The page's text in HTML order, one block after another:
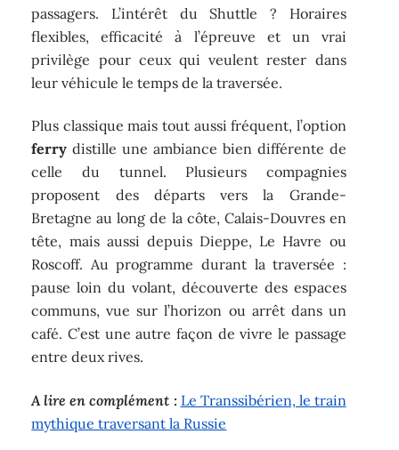
passagers. L’intérêt du Shuttle ? Horaires
flexibles, efficacité à l’épreuve et un vrai
privilège pour ceux qui veulent rester dans
leur véhicule le temps de la traversée.
Plus classique mais tout aussi fréquent, l’option
ferry distille une ambiance bien différente de
celle du tunnel. Plusieurs compagnies
proposent des départs vers la Grande-
Bretagne au long de la côte, Calais-Douvres en
tête, mais aussi depuis Dieppe, Le Havre ou
Roscoff. Au programme durant la traversée :
pause loin du volant, découverte des espaces
communs, vue sur l’horizon ou arrêt dans un
café. C’est une autre façon de vivre le passage
entre deux rives.
A lire en complément : Le Transsibérien, le train
mythique traversant la Russie